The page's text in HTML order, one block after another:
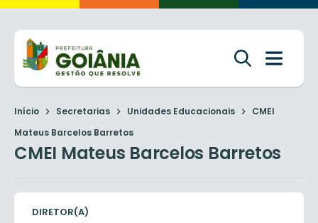
Início Secretarias Unidades Educacionais
CMEI
Mateus Barcelos Barretos
CMEI Mateus Barcelos Barretos
DIRETOR(A)